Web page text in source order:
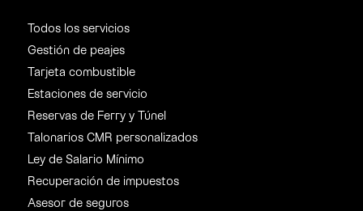
Todos los servicios
Gestión de peajes
Tarjeta combustible
Estaciones de servicio
Reservas de Ferry y Túnel
Talonarios CMR personalizados
Ley de Salario Mínimo
Recuperación de impuestos
Asesor de seguros